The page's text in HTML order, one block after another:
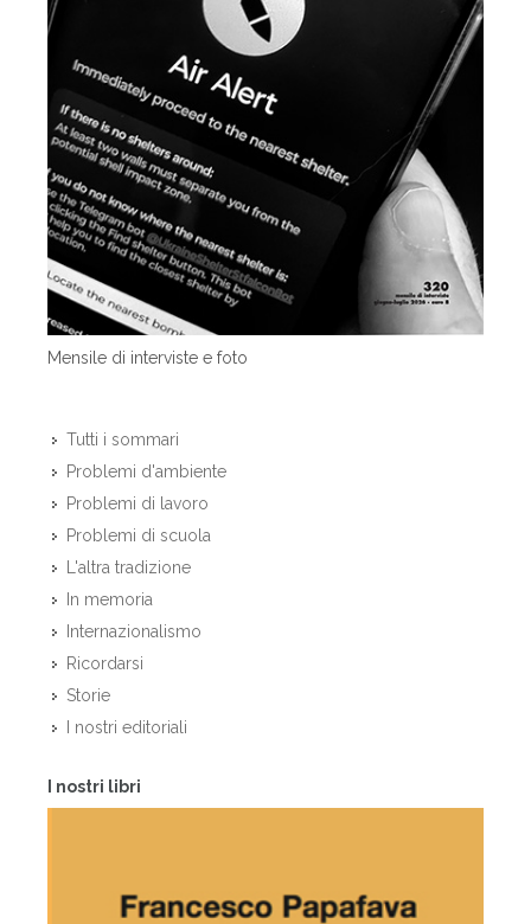
Mensile di interviste e foto
Tutti i sommari
Problemi d'ambiente
Problemi di lavoro
Problemi di scuola
L'altra tradizione
In memoria
Internazionalismo
Ricordarsi
Storie
I nostri editoriali
I nostri libri